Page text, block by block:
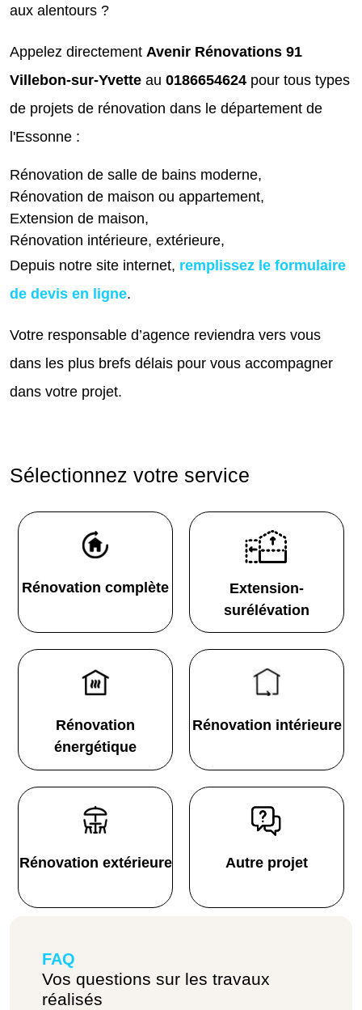
aux alentours ?
Appelez directement Avenir Rénovations 91
Villebon-sur-Yvette au 0186654624 pour tous types
de projets de rénovation dans le département de
l'Essonne :
Rénovation de salle de bains moderne,
Rénovation de maison ou appartement,
Extension de maison,
Rénovation intérieure, extérieure,
Depuis notre site internet, remplissez le formulaire
de devis en ligne.
Votre responsable d’agence reviendra vers vous
dans les plus brefs délais pour vous accompagner
dans votre projet.
Sélectionnez votre service
Rénovation complète
Extension-
surélévation
Rénovation
énergétique
Rénovation intérieure
Rénovation extérieure Autre projet
FAQ
Vos questions sur les travaux
réalisés